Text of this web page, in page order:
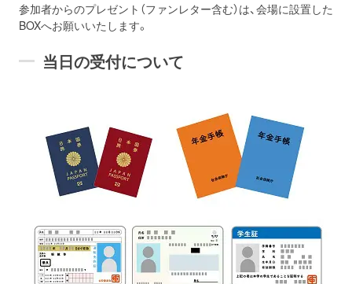
参加者からのプレゼント（ファンレター含む）は、会場に設置した
BOXへお願いいたします。
当日の受付について